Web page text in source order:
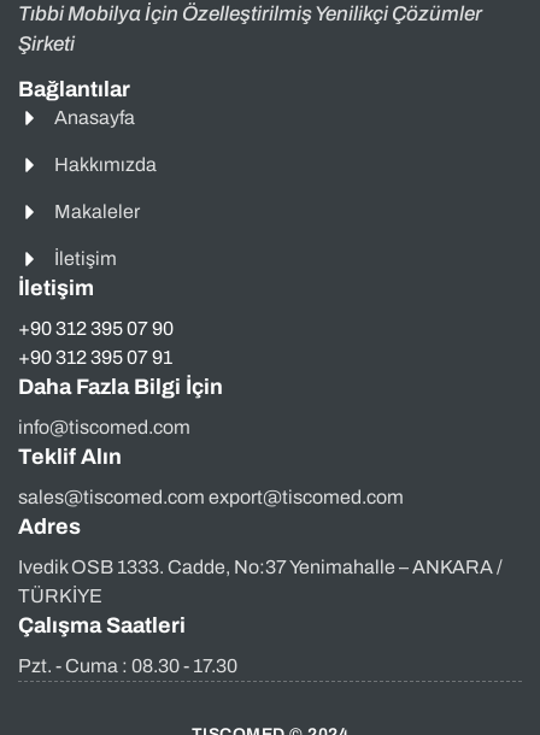
Tıbbi Mobilya İçin Özelleştirilmiş Yenilikçi Çözümler
Şirketi
Bağlantılar
Anasayfa
Hakkımızda
Makaleler
İletişim
İletişim
+90 312 395 07 90
+90 312 395 07 91
Daha Fazla Bilgi İçin
info@tiscomed.com
Teklif Alın
sales@tiscomed.com export@tiscomed.com
Adres
Ivedik OSB 1333. Cadde, No:37 Yenimahalle – ANKARA /
TÜRKİYE
Çalışma Saatleri
Pzt. - Cuma : 08.30 - 17.30